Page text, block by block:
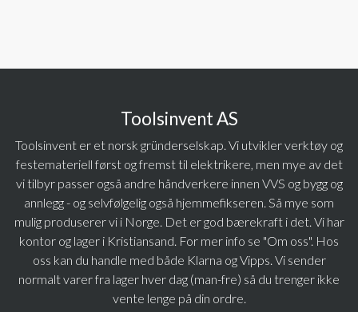
Toolsinvent AS
Toolsinvent er et norsk gründerselskap. Vi utvikler verktøy og
festemateriell først og fremst til elektrikere, men mye av det
vi tilbyr passer også andre håndverkere innen VVS og bygg og
annlegg - og selvfølgelig også hjemmefikseren. Så mye som
mulig produserer vi i Norge. Det er god bærekraft i det. Vi har
kontor og lager i Kristiansand. For mer info se "Om oss". Hos
oss kan du handle med både Klarna og Vipps. Vi sender
normalt varer fra lager hver dag (man-fre) så du trenger ikke
vente lenge på din ordre.